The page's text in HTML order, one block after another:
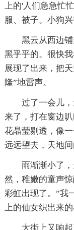
上的'人们急急忙
服、被子。小狗
黑云从西边
黑乎乎的。很快
展现了出来，把
隆”地雷声。
过了一会儿
来了，打在窗边
花晶莹剔透，像
远远望去，天地
雨渐渐小了
然，稚嫩的童声
彩虹出现了。”我
上的仙女织出来
大街上又响